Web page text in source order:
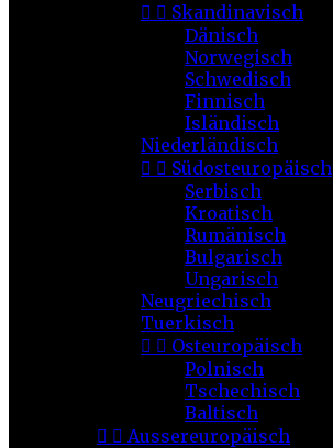
  Skandinavisch
Dänisch
Norwegisch
Schwedisch
Finnisch
Isländisch
Niederländisch
  Südosteuropäisch
Serbisch
Kroatisch
Rumänisch
Bulgarisch
Ungarisch
Neugriechisch
Tuerkisch
  Osteuropäisch
Polnisch
Tschechisch
Baltisch
  Aussereuropäisch